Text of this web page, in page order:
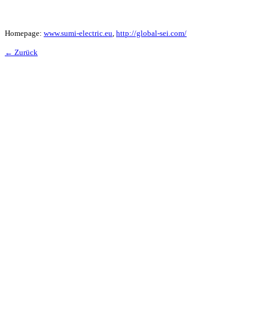
Homepage: www.sumi-electric.eu http://global-sei.com/
← Zurück